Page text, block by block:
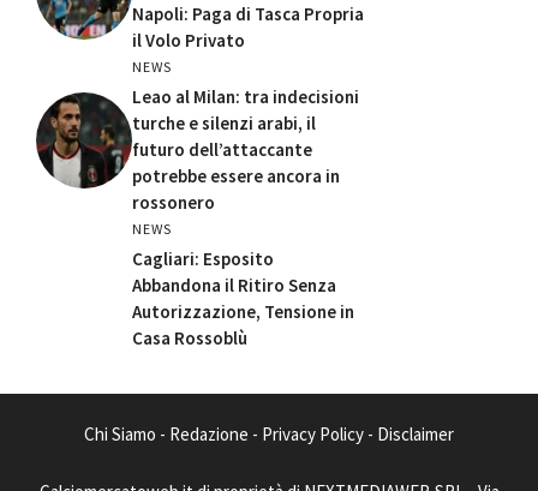
Napoli: Paga di Tasca Propria
il Volo Privato
NEWS
Leao al Milan: tra indecisioni
turche e silenzi arabi, il
futuro dell’attaccante
potrebbe essere ancora in
rossonero
NEWS
Cagliari: Esposito
Abbandona il Ritiro Senza
Autorizzazione, Tensione in
Casa Rossoblù
Chi Siamo - Redazione - Privacy Policy - Disclaimer